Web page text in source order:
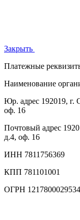
Закрыть
Платежные
Наименование
Юр. адрес 192019, г.
оф. 16
Почтовый адрес
д.4, оф. 16
ИНН 7811756369
КПП 781101001
ОГРН 1217800029534